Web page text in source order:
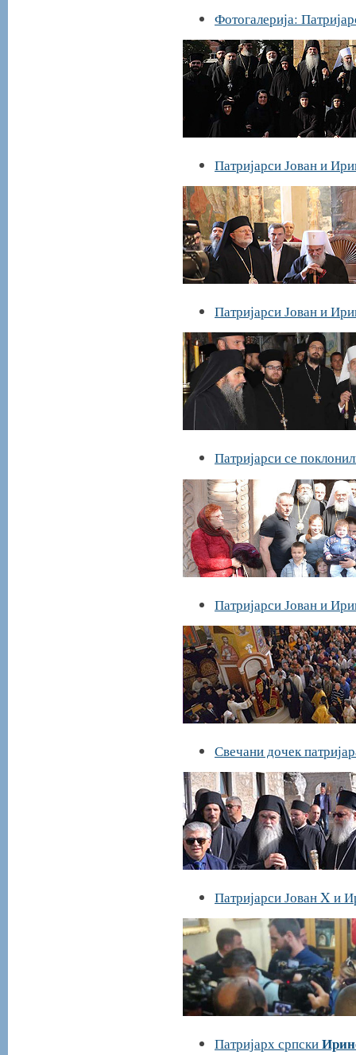
Фотогалерија:
Патријарси Јован и
Патријарси Јован и
Патријарси се
Патријарси Јован и
Свечани дочек
Патријарси Јован X и
Патријарх српски